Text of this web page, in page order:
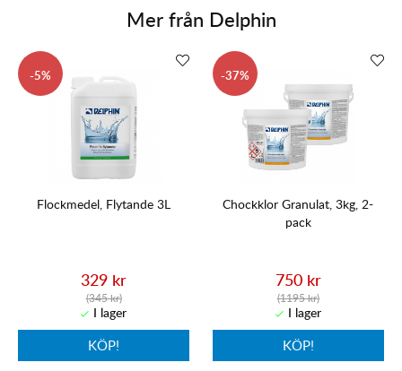
Mer från Delphin
5
Flockmedel, Flytande 3L
329 kr
(345 kr)
KÖP!
37
Chockklor Granulat, 3kg, 2-
pack
750 kr
(1195 kr)
KÖP!